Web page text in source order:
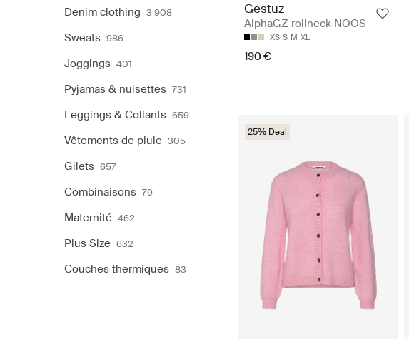
Denim clothing 3 908
Sweats 986
Joggings 401
Pyjamas & nuisettes 731
Leggings & Collants 659
Vêtements de pluie 305
Gilets 657
Combinaisons 79
Maternité 462
Plus Size 632
Couches thermiques 83
Gestuz
AlphaGZ rollneck NOOS
XS S M XL
190 €
25% Deal